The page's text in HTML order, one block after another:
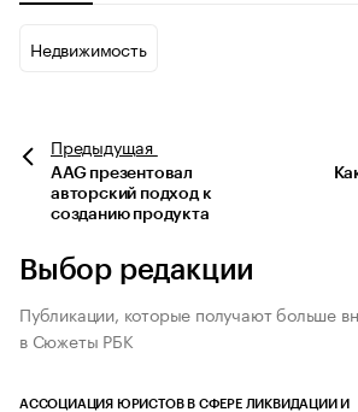
Недвижимость
Предыдущая
AAG презентовал
авторский подход к
созданию продукта
Выбор редакции
Публикации, которые получают больше
в Сюжеты РБК
АССОЦИАЦИЯ ЮРИСТОВ В СФЕРЕ ЛИКВИДАЦИИ И